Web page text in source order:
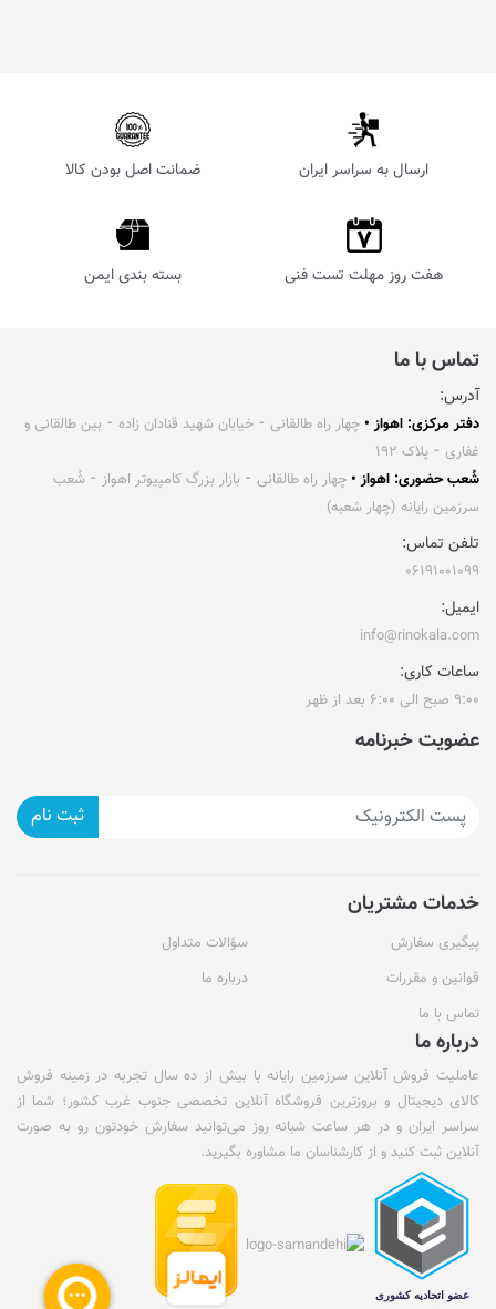
ارسال به سراسر ایران ضمانت اصل بودن کالا
هفت روز مهلت تست فنی بسته بندی ایمن
تماس با ما
آدرس:
دفتر مرکزی: اهواز • چهار راه طالقانی ⁃ خیابان شهید قنادان زاده ⁃ بین طالقانی و
غفاری ⁃ پلاک ۱۹۲
شُعب حضوری: اهواز • چهار راه طالقانی ⁃ بازار بزرگ کامپیوتر اهواز ⁃ شُعب
سرزمین رایانه (چهار شعبه)
تلفن تماس:
۰۶۱۹۱۰۰۱۰۹۹
ایمیل:
info@rinokala.com
ساعات کاری:
۹:۰۰ صبح الی ۶:۰۰ بعد از ظهر
عضویت خبرنامه
ثبت نام
خدمات مشتریان
پیگیری سفارش
سؤالات متداول
قوانین و مقررات
درباره ما
تماس با ما
درباره ما
عاملیت فروش آنلاین سرزمین رایانه با بیش از ده سال تجربه در زمینه فروش
کالای دیجیتال و بروزترین فروشگاه آنلاین تخصصی جنوب غرب کشور؛ شما از
سراسر ایران و در هر ساعت شبانه روز می‌توانید سفارش خودتون رو به صورت
آنلاین ثبت کنید و از کارشناسان ما مشاوره بگیرید.